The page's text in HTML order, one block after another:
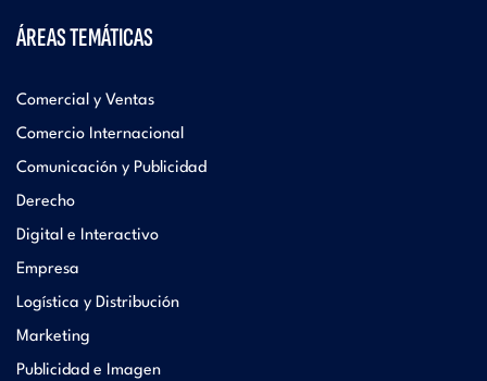
ÁREAS TEMÁTICAS
Comercial y Ventas
Comercio Internacional
Comunicación y Publicidad
Derecho
Digital e Interactivo
Empresa
Logística y Distribución
Marketing
Publicidad e Imagen